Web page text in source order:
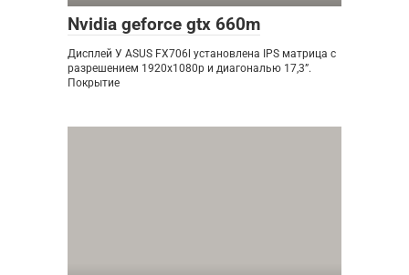
Nvidia geforce gtx 660m
Дисплей У ASUS FX706l установлена IPS матрица с
разрешением 1920х1080p и диагональю 17,3”.
Покрытие